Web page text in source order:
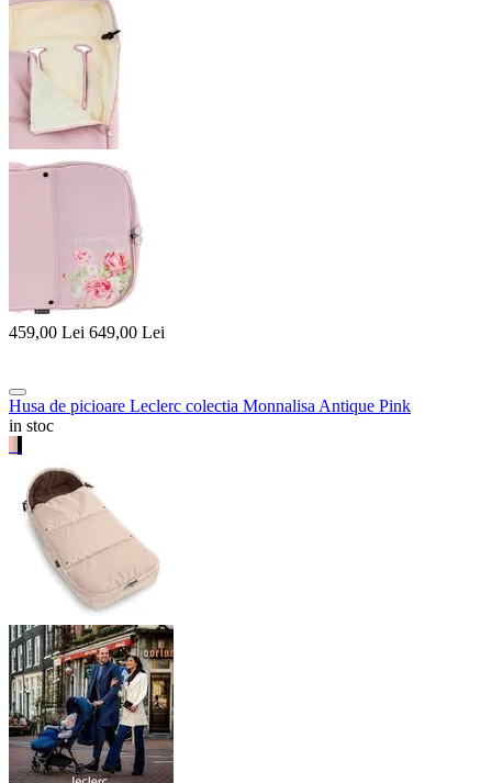
459,00 Lei 649,00 Lei
Husa de picioare Leclerc colectia Monnalisa Antique Pink
in stoc